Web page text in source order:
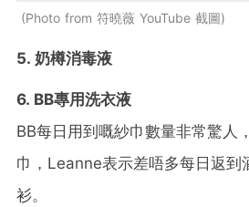
Photo from 符曉薇 YouTube 截圖
5. 奶樽消毒液
6. BB專用洗衣液
BB每日用到嘅紗巾數量非常驚人
巾，Leanne表示差唔多每日返
衫。